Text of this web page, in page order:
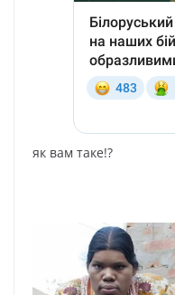
як вам таке!?